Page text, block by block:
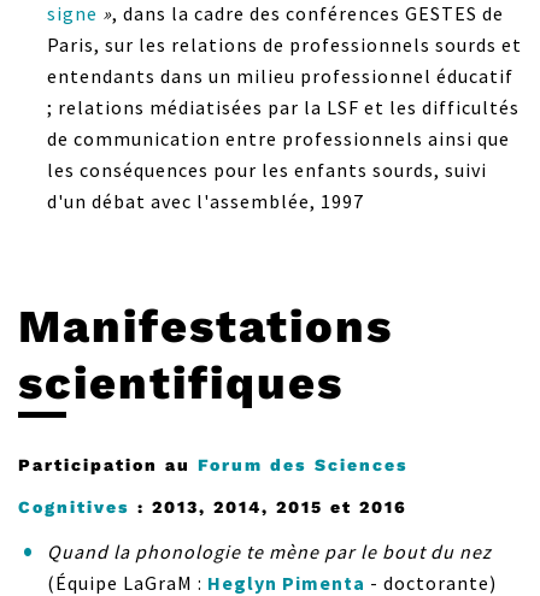
signe », dans la cadre des conférences GESTES de
Paris, sur les relations de professionnels sourds et
entendants dans un milieu professionnel éducatif
; relations médiatisées par la LSF et les difficultés
de communication entre professionnels ainsi que
les conséquences pour les enfants sourds, suivi
d'un débat avec l'assemblée, 1997
Manifestations
scientifiques
Participation au Forum des Sciences
Cognitives : 2013, 2014, 2015 et 2016
Quand la phonologie te mène par le bout du nez
(Équipe LaGraM : Heglyn Pimenta - doctorante)